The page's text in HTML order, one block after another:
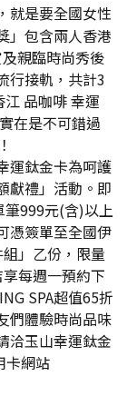
就是要全國女性
」包含兩人香港
親臨時尚秀後
行接軌，共計3
品咖啡 幸運
在是不可錯過
運鈦金卡為呵護
獻禮」活動。即
999元(含)以上
憑簽單至全國伊
」乙份，限量
每週一預約下
SPA超值65折
們體驗時尚品味
洽玉山幸運鈦金
卡網站